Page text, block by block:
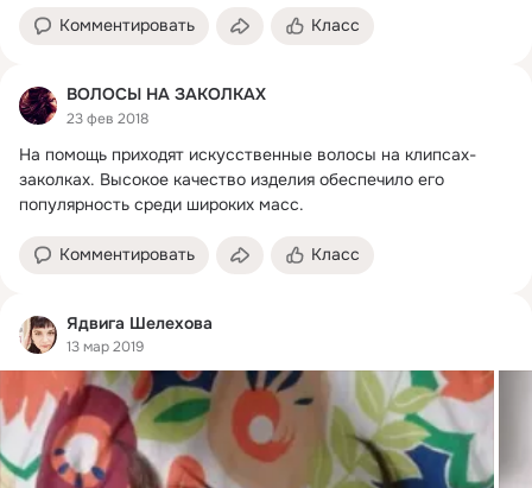
Комментировать Класс
ВОЛОСЫ НА ЗАКОЛКАХ
23 фев 2018
На помощь приходят искусственные волосы на клипсах-
заколках. Высокое качество изделия обеспечило его
популярность среди широких масс.
Комментировать Класс
Ядвига Шелехова
13 мар 2019